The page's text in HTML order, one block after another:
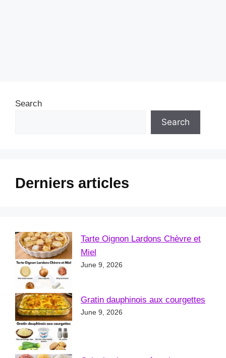
Search
Search
Derniers articles
Tarte Oignon Lardons Chèvre et
Miel
June 9, 2026
Gratin dauphinois aux courgettes
June 9, 2026